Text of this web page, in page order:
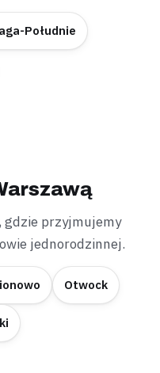
Południe
gdzie przyjmujemy
jednorodzinnej.
Otwock